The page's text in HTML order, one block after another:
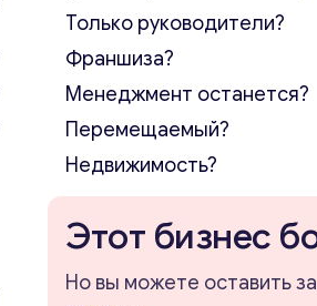
Только руководители?
Франшиза?
Менеджмент останется?
Перемещаемый?
Недвижимость?
Этот бизнес
Но вы можете оставить